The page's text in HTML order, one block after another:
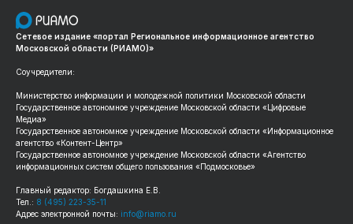
Сетевое издание «портал Региональное информационное агентство
Московской области (РИАМО)»
Соучредители:
Министерство информации и молодежной политики Московской области
Государственное автономное учреждение Московской области «Цифровые
Медиа»
Государственное автономное учреждение Московской области «Информационное
агентство «Контент-Центр»
Государственное автономное учреждение Московской области «Агентство
информационных систем общего пользования «Подмосковье»
Главный редактор: Богдашкина Е.В.
Тел.: 8 (495) 223-35-11
Адрес электронной почты: info@riamo.ru